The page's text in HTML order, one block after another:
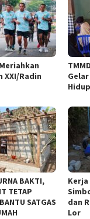
XXI/Radin
Hidup
BAKTI,
TETAP
SATGAS
dan
Lor